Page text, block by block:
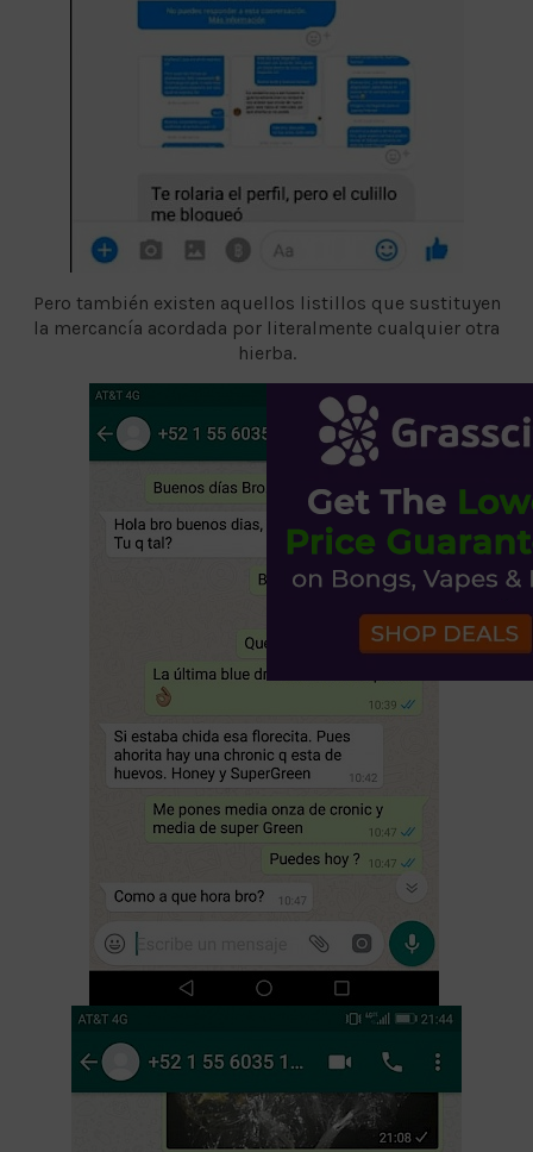
Pero también existen aquellos listillos que sustituyen
la mercancía acordada por literalmente cualquier otra
hierba.